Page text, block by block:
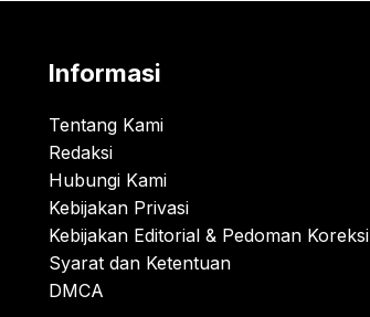
Informasi
Tentang Kami
Redaksi
Hubungi Kami
Kebijakan Privasi
Kebijakan Editorial & Pedoman Koreksi
Syarat dan Ketentuan
DMCA